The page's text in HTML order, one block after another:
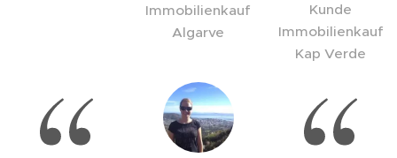
Immobilienkauf
Algarve
Kunde
Immobilienkauf
Kap Verde